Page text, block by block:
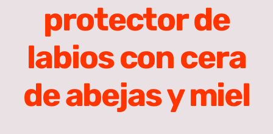
protector de
labios con cera
de abejas y miel